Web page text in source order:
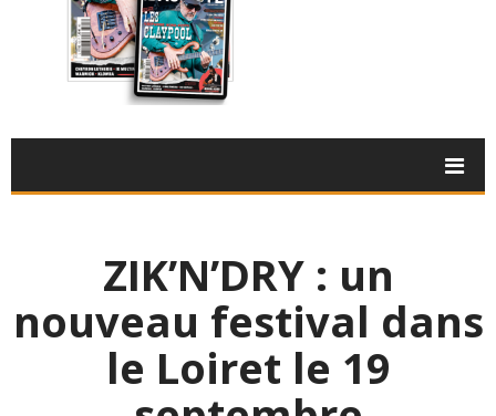
ZIK’N’DRY : un
nouveau festival dans
le Loiret le 19